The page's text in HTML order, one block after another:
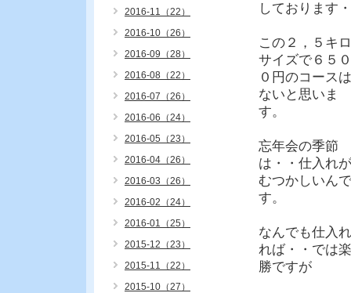
しております・
この２，５キロ
サイズで６５０
０円のコースは
ないと思いま
す。
忘年会の季節
は・・仕入れが
むつかしいんで
す。
なんでも仕入れ
れば・・では楽
勝ですが
2016-11（22）
2016-10（26）
2016-09（28）
2016-08（22）
2016-07（26）
2016-06（24）
2016-05（23）
2016-04（26）
2016-03（26）
2016-02（24）
2016-01（25）
2015-12（23）
2015-11（22）
2015-10（27）